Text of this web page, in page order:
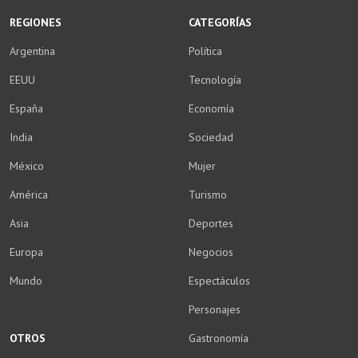
REGIONES
Argentina
EEUU
España
India
México
América
Asia
Europa
Mundo
CATEGORÍAS
Política
Tecnología
Economía
Sociedad
Mujer
Turismo
Deportes
Negocios
Espectáculos
Personajes
Gastronomía
OTROS